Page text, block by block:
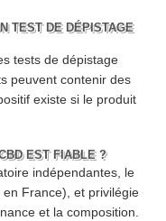
TEST DE DÉPISTAGE
tests de dépistage
peuvent contenir des
existe si le produit
EST FIABLE ?
indépendantes, le
France), et privilégie
et la composition.